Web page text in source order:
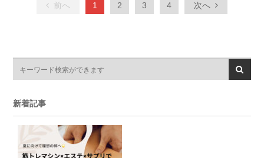
前へ 1 2 3 4 次へ
新着記事